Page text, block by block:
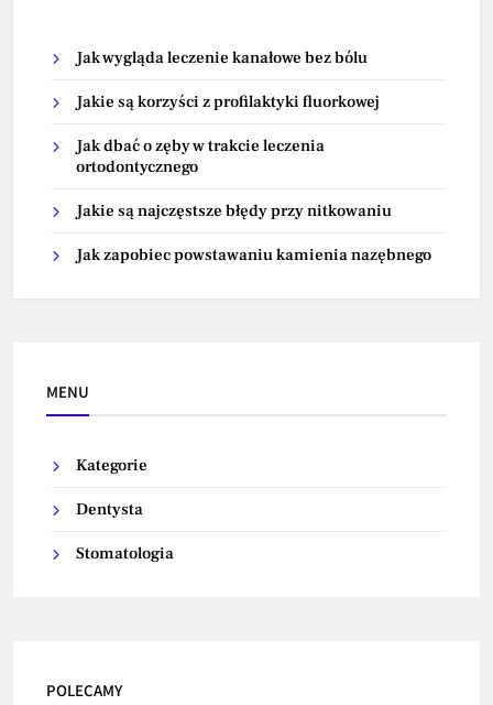
Jak wygląda leczenie kanałowe bez bólu
Jakie są korzyści z profilaktyki fluorkowej
Jak dbać o zęby w trakcie leczenia
ortodontycznego
Jakie są najczęstsze błędy przy nitkowaniu
Jak zapobiec powstawaniu kamienia nazębnego
MENU
Kategorie
Dentysta
Stomatologia
POLECAMY